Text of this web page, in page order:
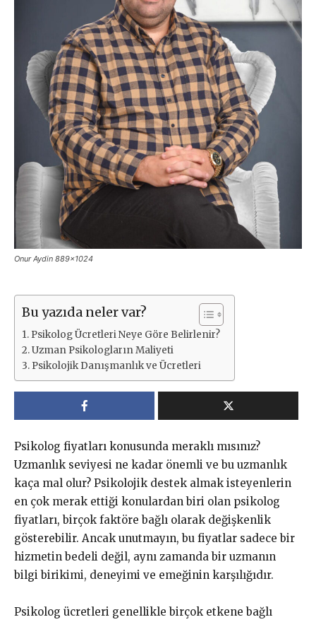
Onur Aydin 889x1024
Bu yazıda neler var?
Psikolog Ücretleri Neye Göre Belirlenir?
Uzman Psikologların Maliyeti
Psikolojik Danışmanlık ve Ücretleri
Psikolog fiyatları konusunda meraklı mısınız?
Uzmanlık seviyesi ne kadar önemli ve bu uzmanlık
kaça mal olur? Psikolojik destek almak isteyenlerin
en çok merak ettiği konulardan biri olan psikolog
fiyatları, birçok faktöre bağlı olarak değişkenlik
gösterebilir. Ancak unutmayın, bu fiyatlar sadece bir
hizmetin bedeli değil, aynı zamanda bir uzmanın
bilgi birikimi, deneyimi ve emeğinin karşılığıdır.
Psikolog ücretleri genellikle birçok etkene bağlı